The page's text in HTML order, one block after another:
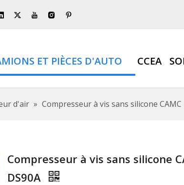
ET PIÈCES D'AUTO CCEA
d'air » Compresseur à vis sans silicone CAMC
Compresseur à vis sans silicone
DS90A